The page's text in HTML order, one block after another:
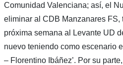
Comunidad Valenciana; así, el
eliminar al CDB Manzanares FS,
próxima semana al Levante UD
nuevo teniendo como escenario
– Florentino Ibáñez’. Por su